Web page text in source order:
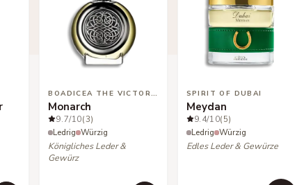
BOADICEA THE VICTORIOUS
Monarch
9.7/10(3)
Ledrig Würzig
Königliches Leder &
Gewürz
SPIRIT OF DUBAI
Meydan
9.4/10(5)
Ledrig Würzig
Edles Leder & Gewürze